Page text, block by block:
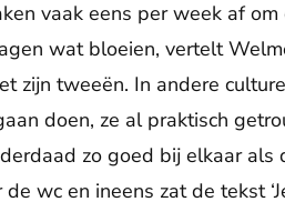
vaak eens per week af
wat bloeien, vertelt
zijn tweeën. In andere
doen, ze al praktisch
zo goed bij elkaar
de wc en ineens zat de tekst